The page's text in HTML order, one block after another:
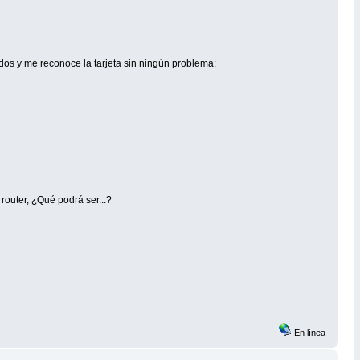
y me reconoce la tarjeta sin ningún problema:
¿Qué podrá ser...?
En línea